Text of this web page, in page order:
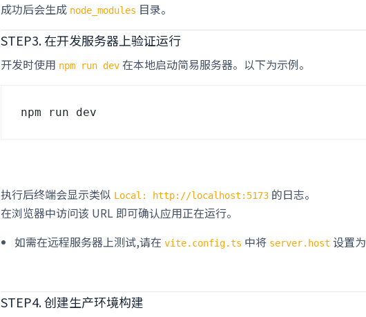
成功后会生成 node_modules 目录。
STEP3. 在开发服务器上验证运行
开发时使用 npm run dev 在本地启动简易服务器。以下为示例。
执行后终端会显示类似 Local: http://localhost:5173 的日志。
在浏览器中访问该 URL 即可确认应用正在运行。
如需在远程服务器上测试,请在vite.config.ts 中将 server.host 设置为
STEP4. 创建生产环境构建